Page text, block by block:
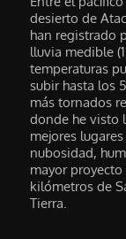
desierto de
han registrado
lluvia medible
temperaturas
subir hasta los
más tornados
donde he visto
mejores
nubosidad,
mayor
kilómetros de
Tierra.